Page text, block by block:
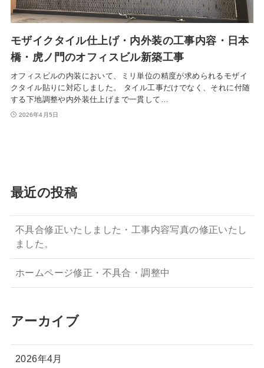
モザイクタイル仕上げ・内外装の工事内容・日本
橋・虎ノ門のオフィスビル新築工事
オフィスビルの内装において、ミリ単位の精度が求められるモザイ
クタイル貼りに対応しました。 タイル工事だけでなく、それに付随
する下地調整や内外装仕上げまで一貫して…
2026年4月5日
最近の投稿
不具合修正いたしました・工事内容写真の修正いたし
ました。
ホームページ修正・不具合・調整中
アーカイブ
2026年4月